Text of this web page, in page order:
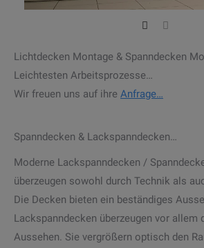
Lichtdecken Montage & Spanndecken
Leichtesten Arbeitsprozesse…
Wir freuen uns auf ihre Anfrage…
Spanndecken & Lackspanndecken…
Moderne Lackspanndecken /
überzeugen sowohl durch Technik als
Die Decken bieten ein beständiges
Lackspanndecken überzeugen vor allem
Aussehen. Sie vergrößern optisch den